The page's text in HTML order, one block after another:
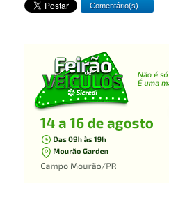
Comentário(s)